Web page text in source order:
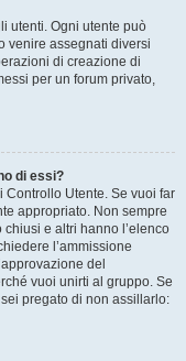
utenti. Ogni utente può
venire assegnati diversi
di creazione di
per un forum privato,
di essi?
Controllo Utente. Se vuoi far
appropriato. Non sempre
chiusi e altri hanno l’elenco
l’ammissione
del
vuoi unirti al gruppo. Se
pregato di non assillarlo: